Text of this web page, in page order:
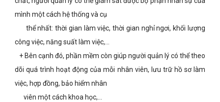
mình một cách hệ thống và cụ
thể nhất: thời gian làm việc, thời gian nghỉ ngơi, khối lượng
công việc, năng suất làm việc,…
+ Bên cạnh đó, phần mềm còn giúp người quản lý có thể theo
dõi quá trình hoạt động của mỗi nhân viên, lưu trữ hồ sơ làm
việc, hợp đồng, bảo hiểm nhân
viên một cách khoa học,…